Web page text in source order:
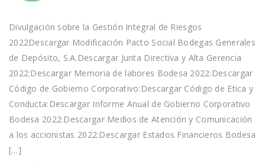
Divulgación sobre la Gestión Integral de Riesgos
2022Descargar Modificación Pacto Social Bodegas Generales
de Depósito, S.A.Descargar Junta Directiva y Alta Gerencia
2022:Descargar Memoria de labores Bodesa 2022:Descargar
Código de Gobierno Corporativo:Descargar Código de Etica y
Conducta:Descargar Informe Anual de Gobierno Corporativo
Bodesa 2022:Descargar Medios de Atención y Comunicación
a los accionistas 2022:Descargar Estados Financieros Bodesa
[…]